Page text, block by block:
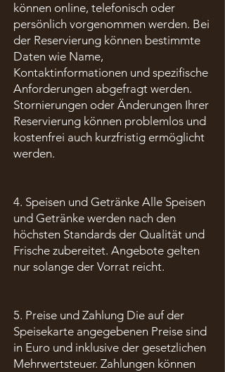
können online, telefonisch oder
persönlich vorgenommen werden. Bei
der Reservierung können bestimmte
Daten wie Name,
Kontaktinformationen und spezifische
Anforderungen abgefragt werden.
Stornierungen oder Änderungen Ihrer
Reservierung können problemlos und
kostenfrei auch kurzfristig ermöglicht
werden.
4. Speisen und Getränke Alle Speisen
und Getränke werden nach den
höchsten Standards der Qualität und
Frische zubereitet. Angebote gelten
nur solange der Vorrat reicht.
5. Preise und Zahlung Die auf der
Speisekarte angegebenen Preise sind
in Euro und inklusive der gesetzlichen
Mehrwertsteuer. Zahlungen können